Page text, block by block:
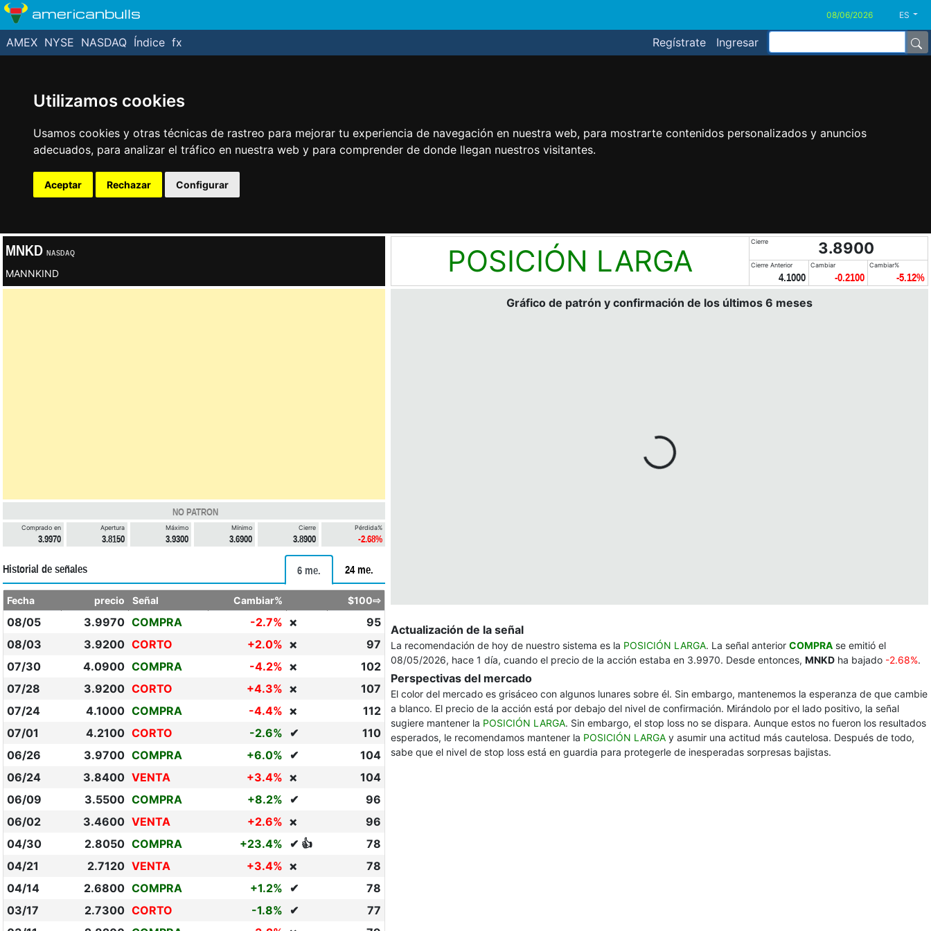
Utilizamos cookies
Usamos cookies y otras técnicas de rastreo para mejorar tu experiencia de navegación en nuestra web, para mostrarte contenidos personalizados y anuncios
adecuados, para analizar el tráfico en nuestra web y para comprender de donde llegan nuestros visitantes.
Aceptar Rechazar Configurar
americanbulls ES
Regístrate Ingresar
AMEX NYSE NASDAQ Índice fx
MNKD NASDAQ
MANNKIND POSICIÓN LARGA
Cierre 3.8900
Cierre Anterior
4.1000
Cambiar
-0.2100
Cambiar%
-5.12%
NO PATRON
Comprado en
3.9970
Apertura
3.8150
Máximo
3.9300
Mínimo
3.6900
Cierre
3.8900
Pérdida%
-2.68%
Historial de señales 6 me. 24 me.
Fecha precio Señal Cambiar% $100⇨
08/05 3.9970 COMPRA -2.7% ❌
95
08/03
3.9200 CORTO +2.0% ❌
97
07/30
4.0900 COMPRA -4.2% ❌
102
07/28
3.9200 CORTO +4.3% ❌
107
07/24
4.1000 COMPRA -4.4% ❌
112
07/01
4.2100 CORTO -2.6% ✔
110
06/26
3.9700 COMPRA +6.0% ✔
104
06/24
3.8400 VENTA +3.4% ❌
104
06/09
3.5500 COMPRA +8.2% ✔
96
06/02
3.4600 VENTA +2.6% ❌
96
04/30
2.8050 COMPRA +23.4% ✔ 👍
78
04/21
2.7120 VENTA +3.4% ❌
78
04/14
2.6800 COMPRA +1.2% ✔
78
03/17
2.7300 CORTO -1.8% ✔
77
Gráfico de patrón y confirmación de los últimos 6 meses
Actualización de la señal
La recomendación de hoy de nuestro sistema es la POSICIÓN LARGA. La señal anterior COMPRA se emitió el
08/05/2026, hace 1 día, cuando el precio de la acción estaba en 3.9970. Desde entonces, MNKD ha bajado -2.68%.
Perspectivas del mercado
El color del mercado es grisáceo con algunos lunares sobre él. Sin embargo, mantenemos la esperanza de que cambie
a blanco. El precio de la acción está por debajo del nivel de confirmación. Mirándolo por el lado positivo, la señal
sugiere mantener la POSICIÓN LARGA. Sin embargo, el stop loss no se dispara. Aunque estos no fueron los resultados
esperados, le recomendamos mantener la POSICIÓN LARGA y asumir una actitud más cautelosa. Después de todo,
sabe que el nivel de stop loss está en guardia para protegerle de inesperadas sorpresas bajistas.